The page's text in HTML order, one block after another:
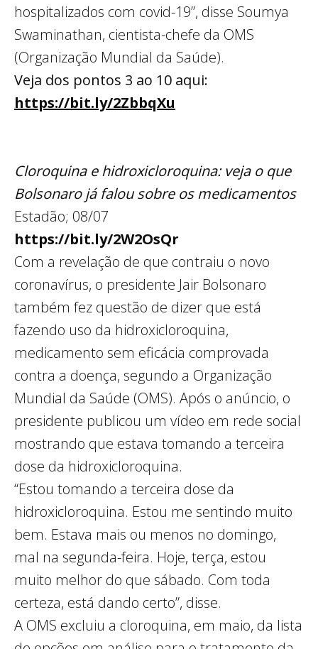
hospitalizados com covid-19”, disse Soumya
Swaminathan, cientista-chefe da OMS
(Organização Mundial da Saúde).
Veja dos pontos 3 ao 10 aqui:
https://bit.ly/2ZbbqXu
Cloroquina e hidroxicloroquina: veja o que
Bolsonaro já falou sobre os medicamentos
Estadão; 08/07
https://bit.ly/2W2OsQr
Com a revelação de que contraiu o novo
coronavírus, o presidente Jair Bolsonaro
também fez questão de dizer que está
fazendo uso da hidroxicloroquina,
medicamento sem eficácia comprovada
contra a doença, segundo a Organização
Mundial da Saúde (OMS). Após o anúncio, o
presidente publicou um vídeo em rede social
mostrando que estava tomando a terceira
dose da hidroxicloroquina.
“Estou tomando a terceira dose da
hidroxicloroquina. Estou me sentindo muito
bem. Estava mais ou menos no domingo,
mal na segunda-feira. Hoje, terça, estou
muito melhor do que sábado. Com toda
certeza, está dando certo”, disse.
A OMS excluiu a cloroquina, em maio, da lista